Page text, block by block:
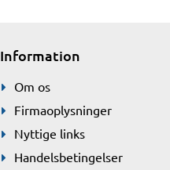
Information
Om os
Firmaoplysninger
Nyttige links
Handelsbetingelser